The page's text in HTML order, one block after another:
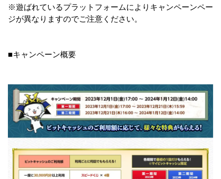
※遊ばれているプラットフォームによりキャンペーンペー
ジが異なりますのでご注意ください。
■キャンペーン概要